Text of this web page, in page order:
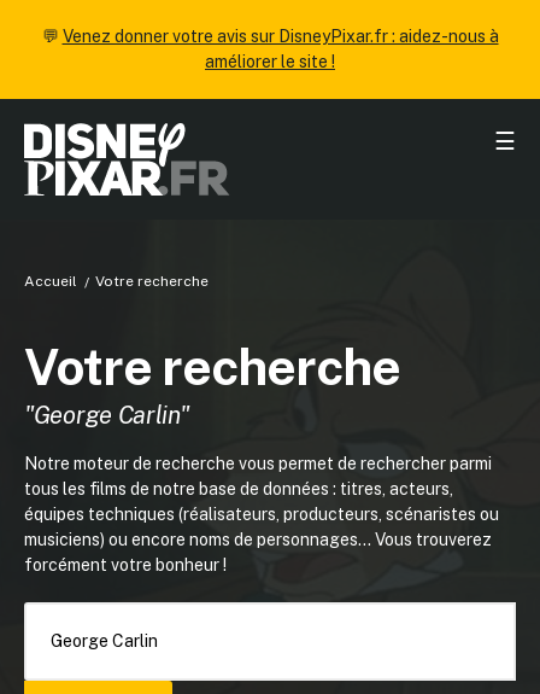
💬 Venez donner votre avis sur DisneyPixar.fr : aidez-nous à
améliorer le site !
☰
Accueil Votre recherche
Votre recherche
"George Carlin"
Notre moteur de recherche vous permet de rechercher parmi
tous les films de notre base de données : titres, acteurs,
équipes techniques (réalisateurs, producteurs, scénaristes ou
musiciens) ou encore noms de personnages... Vous trouverez
forcément votre bonheur !